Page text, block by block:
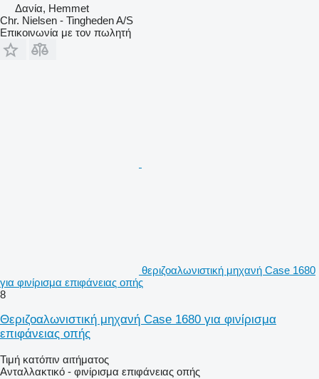
Δανία, Hemmet
Chr. Nielsen - Tingheden A/S
Επικοινωνία με τον πωλητή
θεριζοαλωνιστική μηχανή Case 1680
για φινίρισμα επιφάνειας οπής
8
Θεριζοαλωνιστική μηχανή Case 1680 για φινίρισμα
επιφάνειας οπής
Τιμή κατόπιν αιτήματος
Ανταλλακτικό - φινίρισμα επιφάνειας οπής